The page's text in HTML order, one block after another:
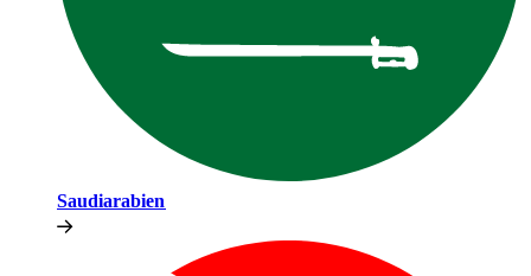
Saudiarabien​​